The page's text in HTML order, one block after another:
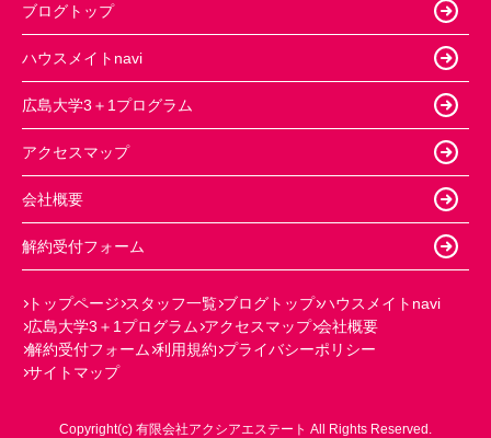
ブログトップ
ハウスメイトnavi
広島大学3＋1プログラム
アクセスマップ
会社概要
解約受付フォーム
トップページ スタッフ一覧 ブログトップ ハウスメイトnavi
広島大学3＋1プログラム アクセスマップ 会社概要
解約受付フォーム 利用規約 プライバシーポリシー
サイトマップ
Copyright(c) 有限会社アクシアエステート All Rights Reserved.